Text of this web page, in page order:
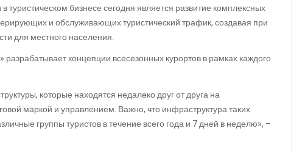
бизнесе сегодня является развитие комплексных
и обслуживающих туристический трафик, создавая при
для местного населения.
концепции всесезонных курортов в рамках каждого
которые находятся недалеко друг от друга на
маркой и управлением. Важно, что инфраструктура таких
группы туристов в течение всего года и 7 дней в неделю», –